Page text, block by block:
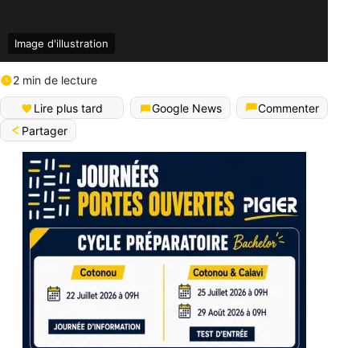
Image d'illustration
2 min de lecture
Lire plus tard Google News
Commenter
Partager